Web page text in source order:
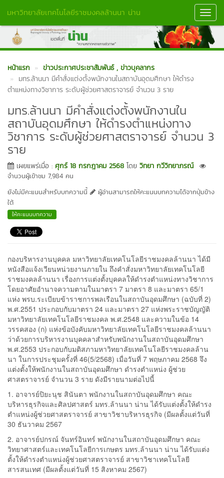
มหาวิทยาลัยเทคโนโลยีราชมงคลล้านนา น่าน
หน้าแรก ข่าวประกาศประชาสัมพันธ์ , ข่าวบุคลากร
มทร.ล้านนา มีคำสั่งแต่งตั้งพนักงานในสถาบันอุดมศึกษา ให้ดำรง
ตำแหน่งทางวิชาการ ระดับผู้ช่วยศาสตราจารย์ จำนวน 3 ราย
มทร.ล้านนา มีคำสั่งแต่งตั้งพนักงานใน
สถาบันอุดมศึกษา ให้ดำรงตำแหน่งทาง
วิชาการ ระดับผู้ช่วยศาสตราจารย์ จำนวน 3
ราย
เผยแพร่เมื่อ : ศุกร์ 18 กรกฎาคม 2568 โดย วิทยา กวีวิทยาภรณ์
จำนวนผู้เข้าชม 7,984 คน
ยังไม่มีคะแนนสำหรับบทความนี้
ผู้อ่านสามารถให้คะแนนบทความได้จากปุ่มข้าง
ใต้
ให้คะแนนบทความ
กองบริหารงานบุคคล มหาวิทยาลัยเทคโนโลยีราชมงคลล้านนา ได้มี
หนังสือแจ้งเวียนหน่วยงานภายใน ถึงคำสั่งมหาวิทยาลัยเทคโนโลยี
ราชมงคลล้านนา เรื่องการแต่งตั้งบุคคลให้ดำรงตำแหน่งทางวิชาการ
โดยอาศัยอำนาจความตามในมาตรา 7 มาตรา 8 และมาตรา 65/1
แห่ง พรบ.ระเบียบข้าราชการพลเรือนในสถาบันอุดมศึกษา (ฉบับที่ 2)
พ.ศ.2551 ประกอบกับมาตรา 24 และมาตรา 27 แห่งพระราชบัญญัติ
มหาวิทยาลัยเทคโนโลยีราชมงคล พ.ศ.2548 และความในข้อ 14
วรรคสอง (ก) แห่งข้อบังคับมหาวิทยาลัยเทคโนโลยีราชมงคลล้านนา
ว่าด้วยการบริหารงานบุคคลาสำหรับพนักงานในสถาบันอุดมศึกษา
พ.ศ.2553 ประกอบกับมติสภามหาวิทยาลัยเทคโนโลยีราชมงคลล้าน
นา ในการประชุมครั้งที่ 46(5/2568) เมื่อวันที่ 7 พฤษภาคม 2568 จึง
แต่งตั้งให้พนักงานในสถาบันอุดมศึกษา ดำรงตำแหน่ง ผู้ช่วย
ศาสตราจารย์ จำนวน 3 ราย ดังมีรายนามต่อไปนี้
1. อาจารย์ปิยะนุช สินันตา พนักงานในสถาบันอุดมศึกษา คณะ
บริหารธุรกิจและศิลปศาสตร์ มทร.ล้านนา น่าน ได้รับแต่งตั้งให้ดำรง
ตำแหน่งผู้ช่วยศาสตราจารย์ สาขาวิชาบริหารธุรกิจ (มีผลตั้งแต่วันที่
30 ธันวาคม 2567
2. อาจารย์ปกรณ์ จันทร์อินทร์ พนักงานในสถาบันอุดมศึกษา คณะ
วิทยาศาสตร์และเทคโนโลยีการเกษตร มทร.ล้านนา น่าน ได้รับแต่ง
ตั้งให้ดำรงตำแหน่งผู้ช่วยศาสตราจารย์ สาขาวิชาเทคโนโลยี
สารสนเทศ (มีผลตั้งแต่วันที่ 15 สิงหาคม 2567)